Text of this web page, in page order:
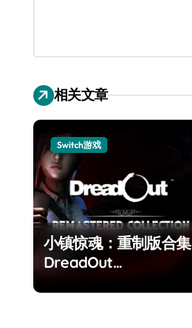
相关文章
Switch游戏
小镇惊魂：重制版合集
DreadOut
Remastered